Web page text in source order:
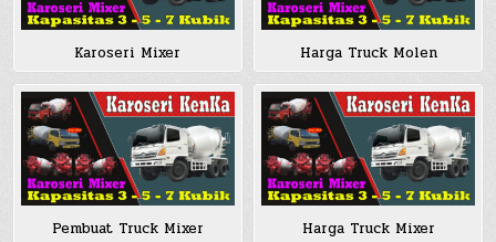
Karoseri Mixer Harga Truck Molen
Pembuat Truck Mixer Harga Truck Mixer